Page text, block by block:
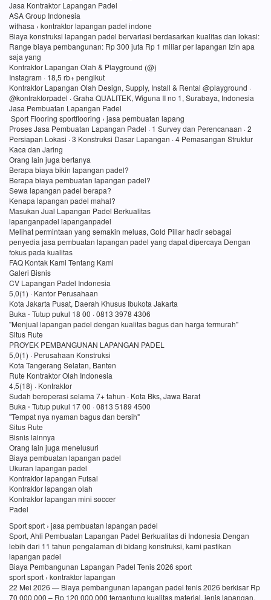
Jasa Kontraktor Lapangan Padel
ASA Group Indonesia
withasa › kontraktor lapangan padel indone
Biaya konstruksi lapangan padel bervariasi berdasarkan kualitas dan lokasi:
Range biaya pembangunan: Rp 300 juta Rp 1 miliar per lapangan Izin apa
saja yang
Kontraktor Lapangan Olah & Playground (@)
Instagram · 18,5 rb+ pengikut
Kontraktor Lapangan Olah Design, Supply, Install & Rental @playground ·
@kontraktorpadel · Graha QUALITEK, Wiguna II no 1, Surabaya, Indonesia
Jasa Pembuatan Lapangan Padel
Sport Flooring sportflooring › jasa pembuatan lapang
Proses Jasa Pembuatan Lapangan Padel · 1 Survey dan Perencanaan · 2
Persiapan Lokasi · 3 Konstruksi Dasar Lapangan · 4 Pemasangan Struktur
Kaca dan Jaring
Orang lain juga bertanya
Berapa biaya bikin lapangan padel?
Berapa biaya pembuatan lapangan padel?
Sewa lapangan padel berapa?
Kenapa lapangan padel mahal?
Masukan Jual Lapangan Padel Berkualitas
lapanganpadel lapanganpadel
Melihat permintaan yang semakin meluas, Gold Pillar hadir sebagai
penyedia jasa pembuatan lapangan padel yang dapat dipercaya Dengan
fokus pada kualitas
FAQ Kontak Kami Tentang Kami
Galeri Bisnis
CV Lapangan Padel Indonesia
5,0(1) · Kantor Perusahaan
Kota Jakarta Pusat, Daerah Khusus Ibukota Jakarta
Buka ⋅ Tutup pukul 18 00 · 0813 3978 4306
"Menjual lapangan padel dengan kualitas bagus dan harga termurah"
Situs Rute
PROYEK PEMBANGUNAN LAPANGAN PADEL
5,0(1) · Perusahaan Konstruksi
Kota Tangerang Selatan, Banten
Rute Kontraktor Olah Indonesia
4,5(18) · Kontraktor
Sudah beroperasi selama 7+ tahun · Kota Bks, Jawa Barat
Buka ⋅ Tutup pukul 17 00 · 0813 5189 4500
"Tempat nya nyaman bagus dan bersih"
Situs Rute
Bisnis lainnya
Orang lain juga menelusuri
Biaya pembuatan lapangan padel
Ukuran lapangan padel
Kontraktor lapangan Futsal
Kontraktor lapangan olah
Kontraktor lapangan mini soccer
Padel
Sport sport › jasa pembuatan lapangan padel
Sport, Ahli Pembuatan Lapangan Padel Berkualitas di Indonesia Dengan
lebih dari 11 tahun pengalaman di bidang konstruksi, kami pastikan
lapangan padel
Biaya Pembangunan Lapangan Padel Tenis 2026 sport
sport sport › kontraktor lapangan
22 Mei 2026 — Biaya pembangunan lapangan padel tenis 2026 berkisar Rp
70 000 000 – Rp 120 000 000 tergantung kualitas material, jenis lapangan,